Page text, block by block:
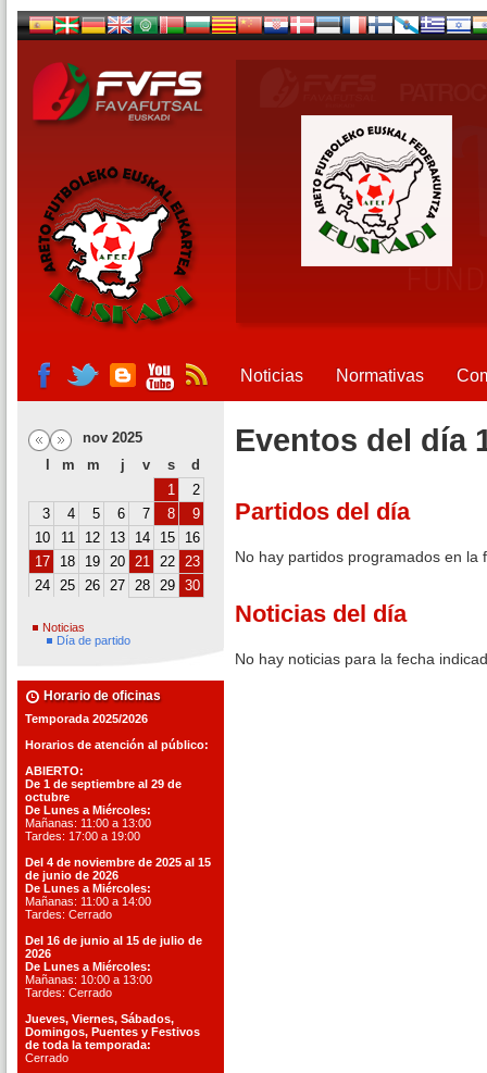
Noticias Normativas
nov 2025
m m j v s
d
1
2
3
4 5 6 7 8
9
10
11 12 13 14 15
16
17
18 19 20 21 22 23
24 25 26 27 28 29 30
Noticias
Día de partido
Horario de oficinas
Temporada 2025/2026
Horarios de atención al público:
ABIERTO:
De 1 de septiembre al 29 de
octubre
De Lunes a Miércoles:
Mañanas: 11:00 a 13:00
Tardes: 17:00 a 19:00
Del 4 de noviembre de 2025 al 15
de junio de 2026
De Lunes a Miércoles:
Mañanas: 11:00 a 14:00
Tardes: Cerrado
Del 16 de junio al 15 de julio de
2026
De Lunes a Miércoles:
Mañanas: 10:00 a 13:00
Tardes: Cerrado
Jueves, Viernes, Sábados,
Domingos, Puentes y Festivos
de toda la temporada:
Cerrado
Eventos del día
Partidos del día
No hay partidos programados en la
Noticias del día
No hay noticias para la fecha